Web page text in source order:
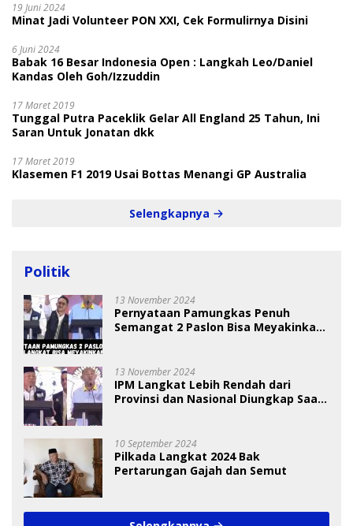
19 Juni 2024
Minat Jadi Volunteer PON XXI, Cek Formulirnya Disini
6 Juni 2024
Babak 16 Besar Indonesia Open : Langkah Leo/Daniel
Kandas Oleh Goh/Izzuddin
17 Maret 2019
Tunggal Putra Paceklik Gelar All England 25 Tahun, Ini
Saran Untuk Jonatan dkk
17 Maret 2019
Klasemen F1 2019 Usai Bottas Menangi GP Australia
Selengkapnya
Politik
13 November 2024
Pernyataan Pamungkas Penuh
Semangat 2 Paslon Bisa Meyakinkan
13 November 2024
IPM Langkat Lebih Rendah dari
Provinsi dan Nasional Diungkap Saat
10 September 2024
Pilkada Langkat 2024 Bak
Pertarungan Gajah dan Semut